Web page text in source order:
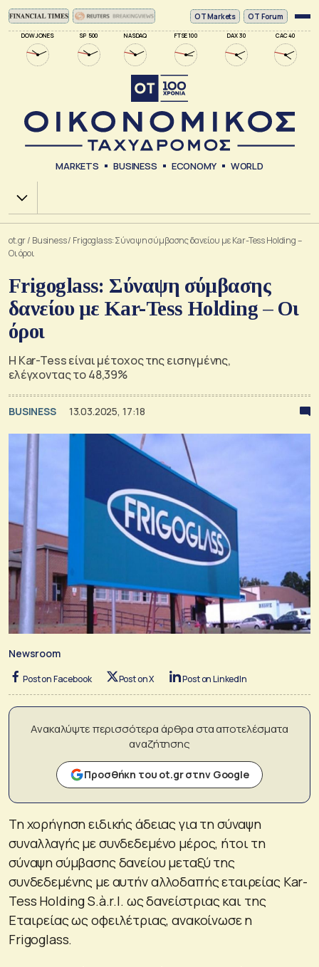
DOW JONES SP 500 NASDAQ FTSE 100 DAX 30 CAC 40
ΟΤ Markets OT Forum
MARKETS BUSINESS ECONOMY WORLD
Χ.Α.
ot.gr/ Business/ Frigoglass: Σύναψη σύμβασης δανείου με Kar-Tess Holding –
Οι όροι
Frigoglass: Σύναψη σύμβασης
δανείου με Kar-Tess Holding – Οι
όροι
Η Kar-Tess είναι μέτοχος της εισηγμένης,
ελέγχοντας τo 48,39%
BUSINESS 13.03.2025, 17:18
Newsroom
Post on Facebook Post on X Post on LinkedIn
Ανακαλύψτε περισσότερα άρθρα στα αποτελέσματα
αναζήτησης
Προσθήκη του ot.gr στην Google
Τη χορήγηση ειδικής άδειας για τη σύναψη
συναλλαγής με συνδεδεμένο μέρος, ήτοι τη
σύναψη σύμβασης δανείου μεταξύ της
συνδεδεμένης με αυτήν αλλοδαπής εταιρείας Kar-
Tess Holding S.à.r.l. ως δανείστριας και της
Εταιρείας ως οφειλέτριας, ανακοίνωσε η
Frigoglass.